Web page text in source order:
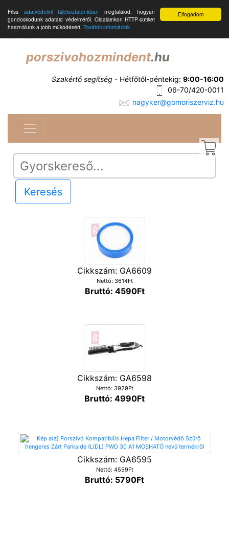
Elfogadom
Friss adatvédelmi tájékoztatónkban megtalálod, hogyan
gondoskodunk adataid védelméről. Oldalainkon HTTP-sütiket
használunk a jobb működésért. További információk
porszivohozmindent.hu
Szakértő segítség - Hétfőtől-péntekig: 9:00-16:00
06-70/420-0011
nagyker@gomoriszerviz.hu
Keresés
Cikkszám: GA6609
Nettó: 3614Ft
Bruttó: 4590Ft
Cikkszám: GA6598
Nettó: 3929Ft
Bruttó: 4990Ft
Cikkszám: GA6595
Nettó: 4559Ft
Bruttó: 5790Ft